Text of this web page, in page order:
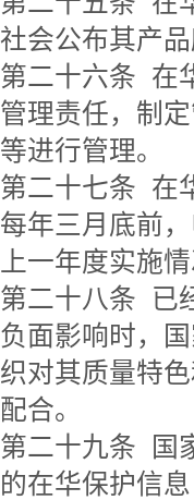
社会公布其产
第二十六条 在
管理责任，制
等进行管理。
第二十七条 在
每年三月底前
上一年度实施
第二十八条 已
负面影响时，
织对其质量特
配合。
第二十九条 国
的在华保护信